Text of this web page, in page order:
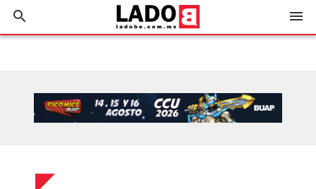
search menu